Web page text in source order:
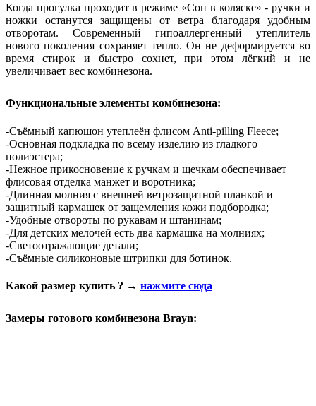
Когда прогулка проходит в режиме «Сон в коляске» - ручки и
ножки останутся защищены от ветра благодаря удобным
отворотам. Современный гипоаллергенный утеплитель
нового поколения сохраняет тепло. Он не деформируется во
время стирок и быстро сохнет, при этом лёгкий и не
увеличивает вес комбинезона.
Функциональные элементы комбинезона:
-Съёмный капюшон утеплеён флисом Anti-pilling Fleece;
-Основная подкладка по всему изделию из гладкого
полиэстера;
-Нежное прикосновение к ручкам и щечкам обеспечивает
флисовая отделка манжет и воротника;
-Длинная молния с внешней ветрозащитной планкой и
защитный кармашек от защемления кожи подбородка;
-Удобные отвороты по рукавам и штанинам;
-Для детских мелочей есть два кармашка на молниях;
-Светоотражающие детали;
-Съёмные силиконовые штрипки для ботинок.
Какой размер купить ? → нажмите сюда
Замеры готового комбинезона Brayn: